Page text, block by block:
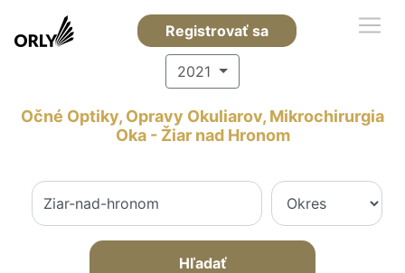
Registrovať sa
2021
Očné Optiky, Opravy Okuliarov, Mikrochirurgia
Oka - Žiar nad Hronom
Hľadať